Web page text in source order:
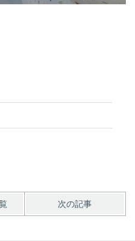
次の記事